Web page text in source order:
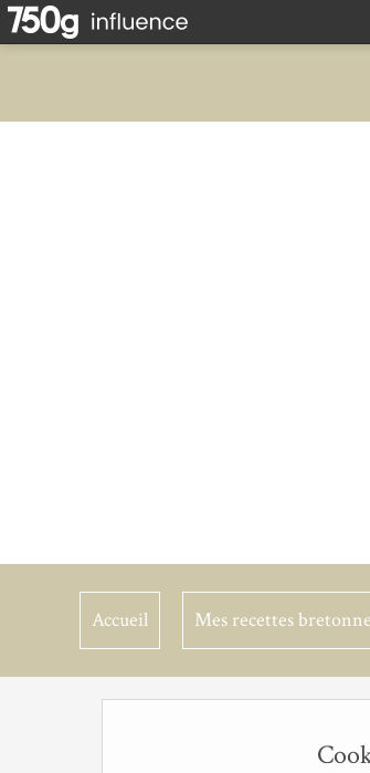
Accueil Mes recettes